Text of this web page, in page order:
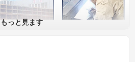
もっと見ます